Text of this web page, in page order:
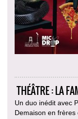
THÉÂTRE : LA
Un duo inédit avec
Demaison en frères